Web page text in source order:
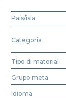
Pais/isla
Categoria
Tipo di material
Grupo meta
Idioma